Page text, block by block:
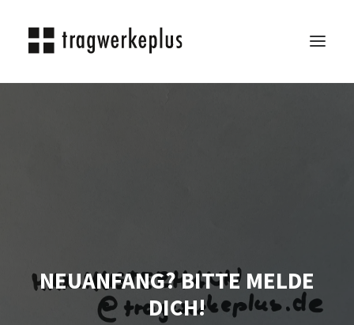
SEARCH
NEUANFANG? BITTE MELDE
DICH!